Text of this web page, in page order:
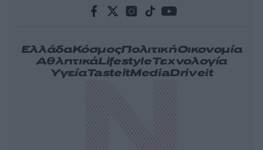
ΕλλάδαΚόσμοςΠολιτικήΟικονομία
ΑθλητικάLifestyleΤεχνολογία
ΥγείαTasteitMediaDriveit